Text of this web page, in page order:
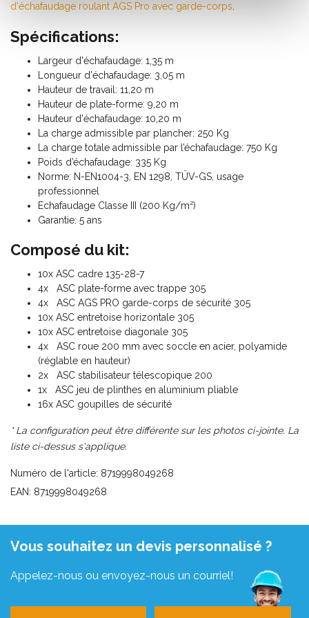
d'échafaudage roulant AGS Pro avec garde-corps
Spécifications:
Largeur d'échafaudage: 1,35 m
Longueur d'échafaudage: 3,05 m
Hauteur de travail: 11,20 m
Hauteur de plate-forme: 9,20 m
Hauteur d'échafaudage: 10,20 m
La charge admissible par plancher: 250 Kg
La charge totale admissible par l’échafaudage: 750 Kg
Poids d’échafaudage: 335 Kg
Norme: N-EN1004-3, EN 1298, TÜV-GS, usage
professionnel
Echafaudage Classe III (200 Kg/m²)
Garantie: 5 ans
Composé du kit:
10x ASC cadre 135-28-7
4x ASC plate-forme avec trappe 305
4x ASC AGS PRO garde-corps de sécurité 305
10x ASC entretoise horizontale 305
10x ASC entretoise diagonale 305
4x ASC roue 200 mm avec soccle en acier, polyamide
(réglable en hauteur)
2x ASC stabilisateur télescopique 200
1x ASC jeu de plinthes en aluminium pliable
16x ASC goupilles de sécurité
* La configuration peut être différente sur les photos ci-jointe. La
liste ci-dessus s'applique.
Numéro de l'article: 8719998049268
EAN: 8719998049268
Vous souhaitez un devis personnalisé ?
Appelez-nous ou envoyez-nous un courriel!